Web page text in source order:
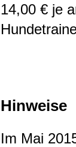
14,00 € je
Hinweise
Im Mai